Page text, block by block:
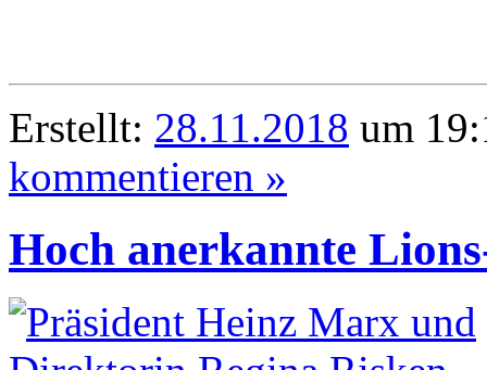
Erstellt: 28.11.2018 um
kommentieren »
Hoch anerkannte